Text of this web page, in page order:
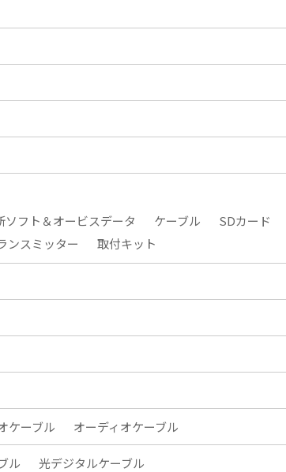
ソフト＆オービスデータ ケーブル
SDカード
ンスミッター 取付キット
ケーブル オーディオケーブル
ル 光デジタルケーブル